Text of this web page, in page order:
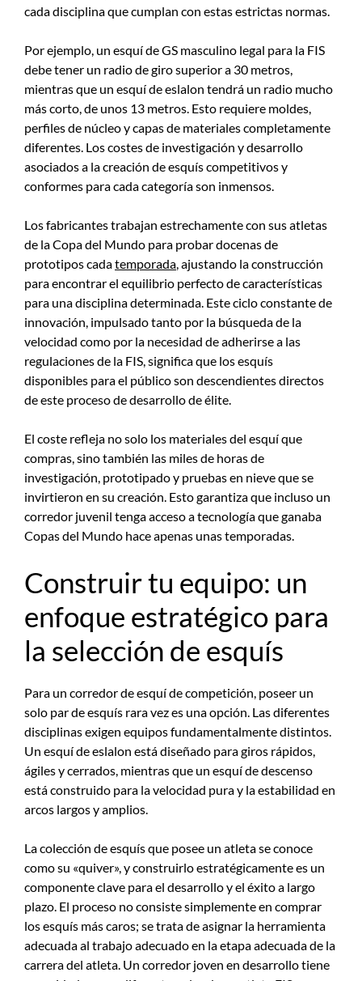
cada disciplina que cumplan con estas estrictas normas.
Por ejemplo, un esquí de GS masculino legal para la FIS
debe tener un radio de giro superior a 30 metros,
mientras que un esquí de eslalon tendrá un radio mucho
más corto, de unos 13 metros. Esto requiere moldes,
perfiles de núcleo y capas de materiales completamente
diferentes. Los costes de investigación y desarrollo
asociados a la creación de esquís competitivos y
conformes para cada categoría son inmensos.
Los fabricantes trabajan estrechamente con sus atletas
de la Copa del Mundo para probar docenas de
prototipos cadatemporada, ajustando la construcción
para encontrar el equilibrio perfecto de características
para una disciplina determinada. Este ciclo constante de
innovación, impulsado tanto por la búsqueda de la
velocidad como por la necesidad de adherirse a las
regulaciones de la FIS, significa que los esquís
disponibles para el público son descendientes directos
de este proceso de desarrollo de élite.
El coste refleja no solo los materiales del esquí que
compras, sino también las miles de horas de
investigación, prototipado y pruebas en nieve que se
invirtieron en su creación. Esto garantiza que incluso un
corredor juvenil tenga acceso a tecnología que ganaba
Copas del Mundo hace apenas unas temporadas.
Construir tu equipo: un
enfoque estratégico para
la selección de esquís
Para un corredor de esquí de competición, poseer un
solo par de esquís rara vez es una opción. Las diferentes
disciplinas exigen equipos fundamentalmente distintos.
Un esquí de eslalon está diseñado para giros rápidos,
ágiles y cerrados, mientras que un esquí de descenso
está construido para la velocidad pura y la estabilidad en
arcos largos y amplios.
La colección de esquís que posee un atleta se conoce
como su «quiver», y construirlo estratégicamente es un
componente clave para el desarrollo y el éxito a largo
plazo. El proceso no consiste simplemente en comprar
los esquís más caros; se trata de asignar la herramienta
adecuada al trabajo adecuado en la etapa adecuada de la
carrera del atleta. Un corredor joven en desarrollo tiene